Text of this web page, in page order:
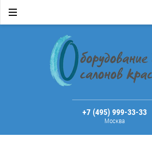
+7 (495) 999-33-33
Москва